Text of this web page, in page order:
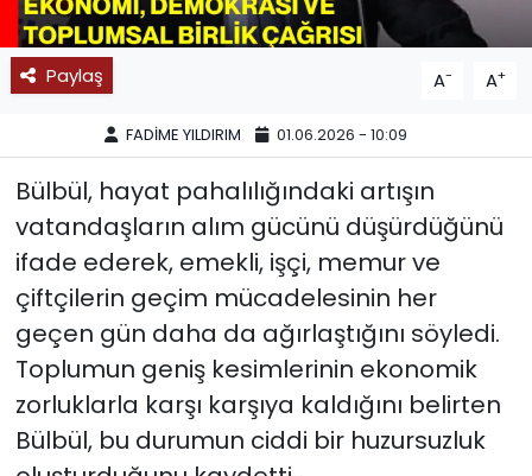
Paylaş A- A+
FADİME YILDIRIM 01.06.2026 - 10:09
Bülbül, hayat pahalılığındaki artışın
vatandaşların alım gücünü düşürdüğünü
ifade ederek, emekli, işçi, memur ve
çiftçilerin geçim mücadelesinin her
geçen gün daha da ağırlaştığını söyledi.
Toplumun geniş kesimlerinin ekonomik
zorluklarla karşı karşıya kaldığını belirten
Bülbül, bu durumun ciddi bir huzursuzluk